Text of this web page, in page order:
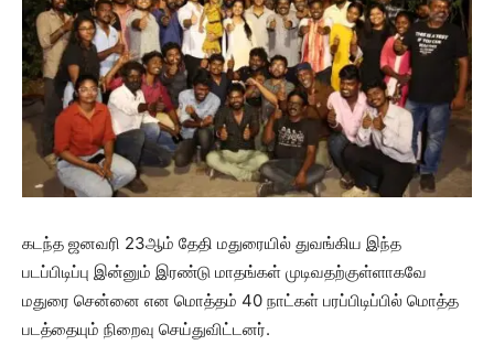
கடந்த ஜனவரி 23ஆம் தேதி மதுரையில் துவங்கிய இந்த
படப்பிடிப்பு இன்னும் இரண்டு மாதங்கள் முடிவதற்குள்ளாகவே
மதுரை சென்னை என மொத்தம் 40 நாட்கள் பரப்பிடிப்பில் மொத்த
படத்தையும் நிறைவு செய்துவிட்டனர்.